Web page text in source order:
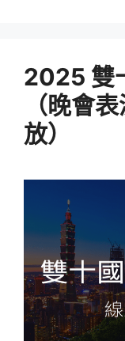
2025 雙
（晚會
放）